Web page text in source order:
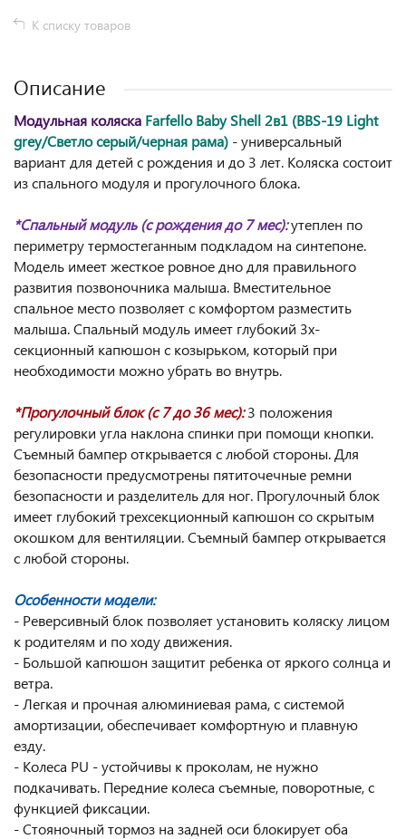
К списку товаров
Описание
Модульная коляска Farfello Baby Shell 2в1 (BBS-19 Light
grey/Светло серый/черная рама) - универсальный
вариант для детей с рождения и до 3 лет. Коляска состоит
из спального модуля и прогулочного блока.
*Спальный модуль (с рождения до 7 мес):утеплен по
периметру термостеганным подкладом на синтепоне.
Модель имеет жесткое ровное дно для правильного
развития позвоночника малыша. Вместительное
спальное место позволяет с комфортом разместить
малыша. Спальный модуль имеет глубокий 3х-
секционный капюшон с козырьком, который при
необходимости можно убрать во внутрь.
*Прогулочный блок (с 7 до 36 мес):3 положения
регулировки угла наклона спинки при помощи кнопки.
Съемный бампер открывается с любой стороны. Для
безопасности предусмотрены пятиточечные ремни
безопасности и разделитель для ног. Прогулочный блок
имеет глубокий трехсекционный капюшон со скрытым
окошком для вентиляции. Съемный бампер открывается
с любой стороны.
Особенности модели:
- Реверсивный блок позволяет установить коляску лицом
к родителям и по ходу движения.
- Большой капюшон защитит ребенка от яркого солнца и
ветра.
- Легкая и прочная алюминиевая рама, с системой
амортизации, обеспечивает комфортную и плавную
езду.
- Колеса PU - устойчивы к проколам, не нужно
подкачивать. Передние колеса съемные, поворотные, с
функцией фиксации.
- Стояночный тормоз на задней оси блокирует оба